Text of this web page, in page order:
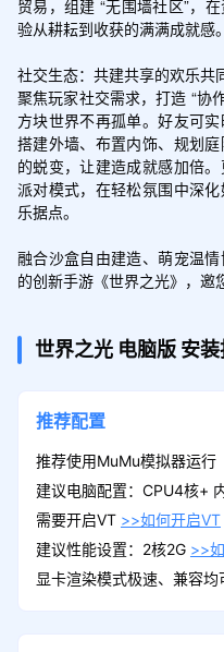
贸易，组建 “无围墙社区”，
验从耕耘到收获的满满成就感。
社交生态：共建共享的欢乐共
聚焦玩家社交需求，打造 “协
方块世界不再孤单。好友可
搭建外墙、布置内饰、规划
的蜕变，让建造成就感加倍
派对模式，在轻松氛围中深
乐据点。
融合沙盒自由建造、萌宠温
的创新手游《世界之光》，邀
世界之光 电脑版 安
推荐配置
推荐使用MuMu模拟器运行
建议电脑配置：CPU4核+
需要开启VT >>如何开启VT
建议性能设置：2核2G >>
显卡渲染模式极速、兼容均